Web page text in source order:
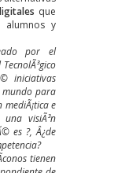
que
y
por el
iniciativas
mundo para
e
visiÃ³n
es ?, Â¿de
tienen